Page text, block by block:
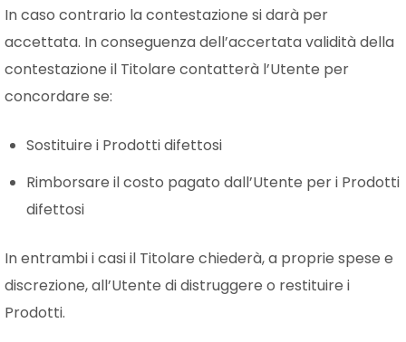
In caso contrario la contestazione si darà per
accettata. In conseguenza dell’accertata validità della
contestazione il Titolare contatterà l’Utente per
concordare se:
Sostituire i Prodotti difettosi
Rimborsare il costo pagato dall’Utente per i Prodotti
difettosi
In entrambi i casi il Titolare chiederà, a proprie spese e
discrezione, all’Utente di distruggere o restituire i
Prodotti.